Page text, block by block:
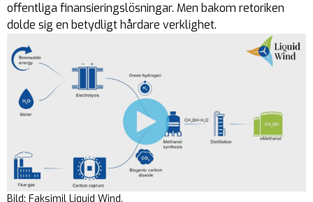
offentliga finansieringslösningar. Men bakom retoriken
dolde sig en betydligt hårdare verklighet.
Bild: Faksimil Liquid Wind.